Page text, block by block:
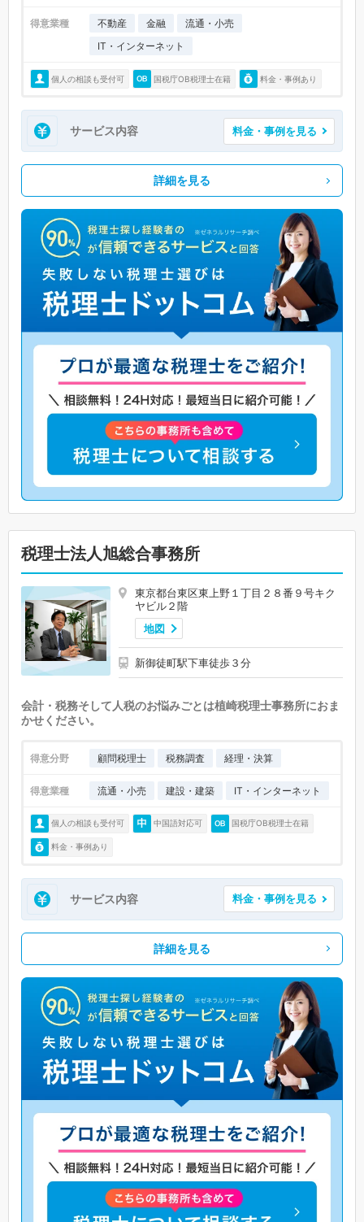
得意業種 不動産 金融
流通・小売
IT・インターネット
個人の相談も受付可 国税庁OB税理士在籍 料金・事例あり
サービス内容 料金・事例を見る
詳細を見る
税理士法人旭総合事務所
東京都台東区東上野１丁目２８番９号キク
ヤビル２階
地図
新御徒町駅下車徒歩３分
会計・税務そして人税のお悩みごとは植崎税理士事務所におま
かせください。
得意分野 顧問税理士 税務調査 経理・決算
得意業種 流通・小売 建設・建築 IT・インターネット
個人の相談も受付可 中国語対応可 国税庁OB税理士在籍
料金・事例あり
サービス内容 料金・事例を見る
詳細を見る